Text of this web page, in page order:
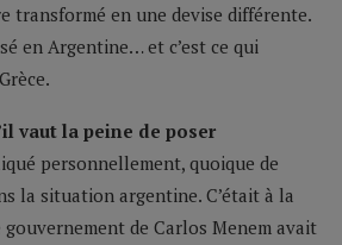
transformé en une devise différente.
en Argentine… et c’est ce qui
vaut la peine de poser
personnellement, quoique de
la situation argentine. C’était à la
gouvernement de Carlos Menem avait